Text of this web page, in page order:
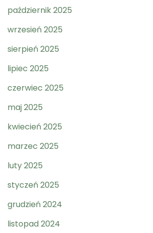
październik 2025
wrzesień 2025
sierpień 2025
lipiec 2025
czerwiec 2025
maj 2025
kwiecień 2025
marzec 2025
luty 2025
styczeń 2025
grudzień 2024
listopad 2024